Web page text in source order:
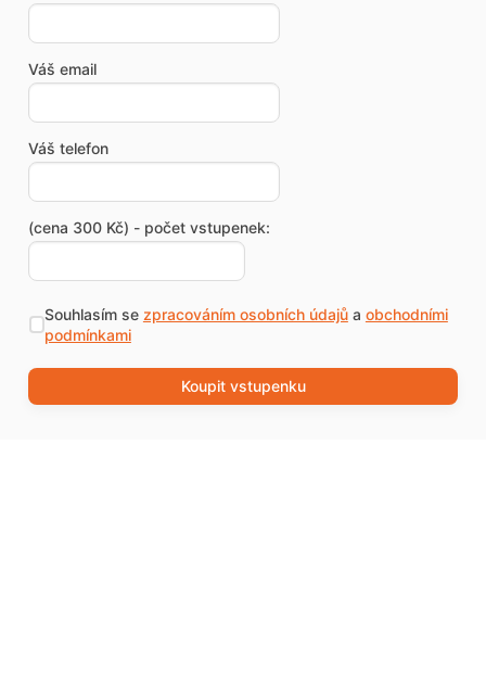
Váš email
Váš telefon
(cena 300 Kč) - počet vstupenek:
Souhlasím se zpracováním osobních údajůa obchodními
podmínkami
Koupit vstupenku